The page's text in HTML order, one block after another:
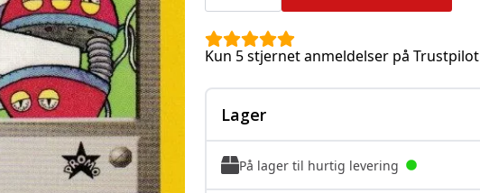
16
antal
Kun 5 stjernet anmeldelser på Trustpilot
Lager
På lager til hurtig levering